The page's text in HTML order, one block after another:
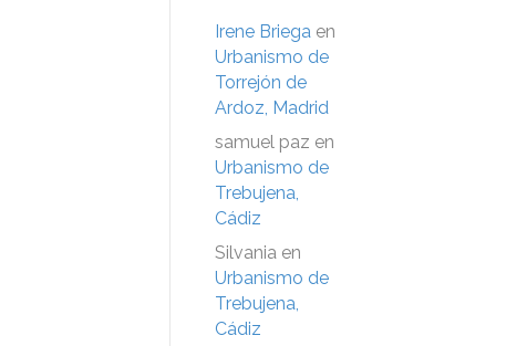
Irene Briega en
Urbanismo de
Torrejón de
Ardoz, Madrid
samuel paz en
Urbanismo de
Trebujena,
Cádiz
Silvania en
Urbanismo de
Trebujena,
Cádiz